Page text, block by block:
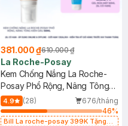
381.000 ₫610.000 ₫
La Roche-Posay
Kem Chống Nắng La Roche-
Posay Phổ Rộng, Nâng Tông
Kiềm Dầu 50ml
4.9 (28)
676/tháng
46%
Bill La roche-posay 399K Tặng